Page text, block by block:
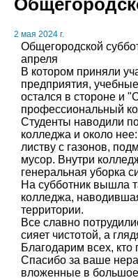
2 мая 2024 г.
Общегородской
апреля
В котором приняли
предприятия,
остался в стороне и
профессиональный
Студенты наводили
колледжа и около
листву с газонов,
мусор. Внутри
генеральная уборка
На субботник вышла
колледжа,
территории.
Все славно
сияет чистотой, а
Благодарим всех, кто
Спасибо за ваше
вложенные в